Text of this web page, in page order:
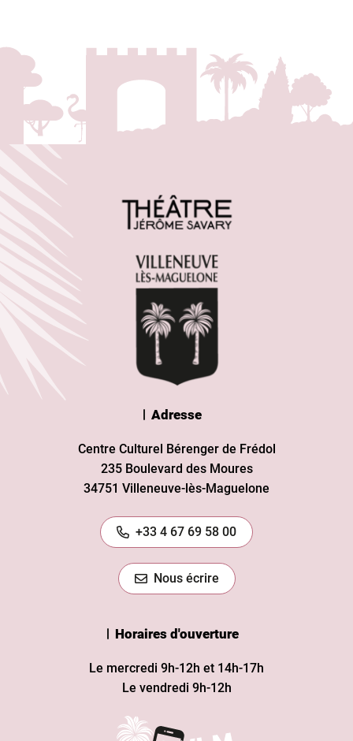
Adresse
Centre Culturel Bérenger de Frédol
235 Boulevard des Moures
34751 Villeneuve-lès-Maguelone
+33 4 67 69 58 00
Nous écrire
Horaires d'ouverture
Le mercredi 9h-12h et 14h-17h
Le vendredi 9h-12h